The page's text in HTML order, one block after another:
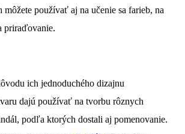
používať aj na učenie sa farieb, na
priraďovanie.
ich jednoduchého dizajnu
dajú používať na tvorbu rôznych
podľa ktorých dostali aj pomenovanie.